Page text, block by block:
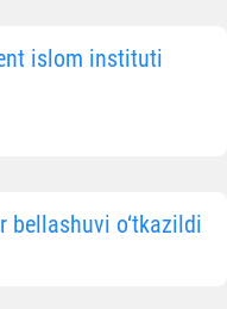
islom instituti
bellashuvi o‘tkazildi